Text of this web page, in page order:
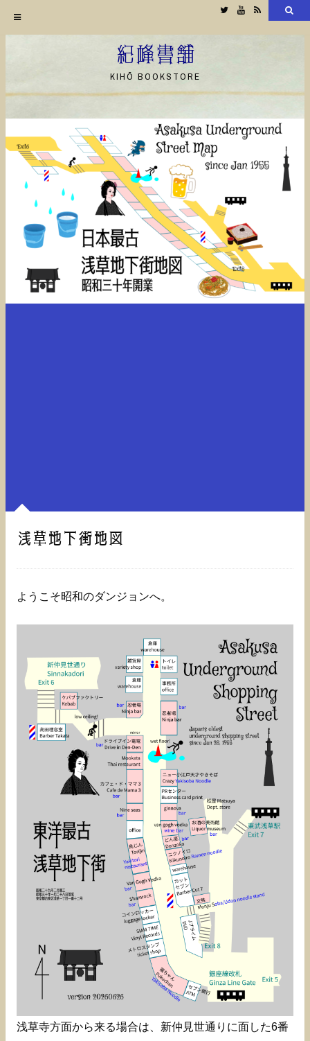
ン
ツ
へ
TwitterYouTube
RSS
紀峰書舗
KIHŌ BOOKSTORE
浅草地下街地図
ようこそ昭和のダンジョンへ。
浅草寺方面から来る場合は、新仲見世通りに面した6番